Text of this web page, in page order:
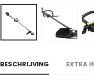
BESCHRIJVING EXTRA